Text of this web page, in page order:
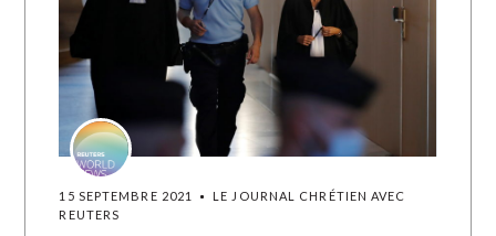
15 SEPTEMBRE 2021
LE JOURNAL CHRÉTIEN AVEC
REUTERS